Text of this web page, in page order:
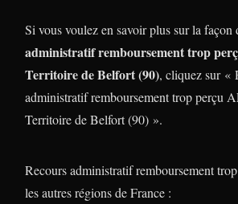
Si vous voulez en savoir plus sur la façon
administratif remboursement trop
Territoire de Belfort (90), cliquez sur «
administratif remboursement trop perçu
Territoire de Belfort (90) ».
Recours administratif remboursement
les autres régions de France :